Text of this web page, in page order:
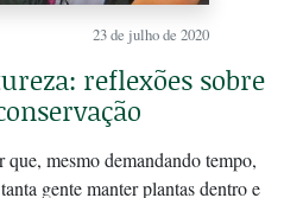
23 de julho de 2020
reflexões sobre
mesmo demandando tempo,
gente manter plantas dentro e